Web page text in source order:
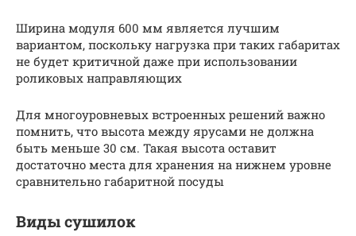
Ширина модуля 600 мм является лучшим
вариантом, поскольку нагрузка при таких габаритах
не будет критичной даже при использовании
роликовых направляющих
Для многоуровневых встроенных решений важно
помнить, что высота между ярусами не должна
быть меньше 30 см. Такая высота оставит
достаточно места для хранения на нижнем уровне
сравнительно габаритной посуды
Виды сушилок